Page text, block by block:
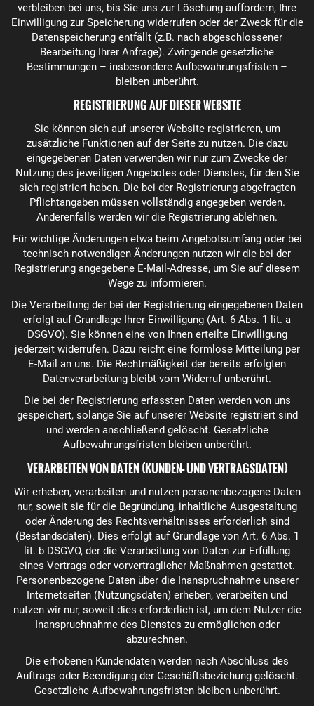
verbleiben bei uns, bis Sie uns zur Löschung auffordern, Ihre
Einwilligung zur Speicherung widerrufen oder der Zweck für die
Datenspeicherung entfällt (z.B. nach abgeschlossener
Bearbeitung Ihrer Anfrage). Zwingende gesetzliche
Bestimmungen – insbesondere Aufbewahrungsfristen –
bleiben unberührt.
REGISTRIERUNG AUF DIESER WEBSITE
Sie können sich auf unserer Website registrieren, um
zusätzliche Funktionen auf der Seite zu nutzen. Die dazu
eingegebenen Daten verwenden wir nur zum Zwecke der
Nutzung des jeweiligen Angebotes oder Dienstes, für den Sie
sich registriert haben. Die bei der Registrierung abgefragten
Pflichtangaben müssen vollständig angegeben werden.
Anderenfalls werden wir die Registrierung ablehnen.
Für wichtige Änderungen etwa beim Angebotsumfang oder bei
technisch notwendigen Änderungen nutzen wir die bei der
Registrierung angegebene E-Mail-Adresse, um Sie auf diesem
Wege zu informieren.
Die Verarbeitung der bei der Registrierung eingegebenen Daten
erfolgt auf Grundlage Ihrer Einwilligung (Art. 6 Abs. 1 lit. a
DSGVO). Sie können eine von Ihnen erteilte Einwilligung
jederzeit widerrufen. Dazu reicht eine formlose Mitteilung per
E-Mail an uns. Die Rechtmäßigkeit der bereits erfolgten
Datenverarbeitung bleibt vom Widerruf unberührt.
Die bei der Registrierung erfassten Daten werden von uns
gespeichert, solange Sie auf unserer Website registriert sind
und werden anschließend gelöscht. Gesetzliche
Aufbewahrungsfristen bleiben unberührt.
VERARBEITEN VON DATEN (KUNDEN- UND VERTRAGSDATEN)
Wir erheben, verarbeiten und nutzen personenbezogene Daten
nur, soweit sie für die Begründung, inhaltliche Ausgestaltung
oder Änderung des Rechtsverhältnisses erforderlich sind
(Bestandsdaten). Dies erfolgt auf Grundlage von Art. 6 Abs. 1
lit. b DSGVO, der die Verarbeitung von Daten zur Erfüllung
eines Vertrags oder vorvertraglicher Maßnahmen gestattet.
Personenbezogene Daten über die Inanspruchnahme unserer
Internetseiten (Nutzungsdaten) erheben, verarbeiten und
nutzen wir nur, soweit dies erforderlich ist, um dem Nutzer die
Inanspruchnahme des Dienstes zu ermöglichen oder
abzurechnen.
Die erhobenen Kundendaten werden nach Abschluss des
Auftrags oder Beendigung der Geschäftsbeziehung gelöscht.
Gesetzliche Aufbewahrungsfristen bleiben unberührt.